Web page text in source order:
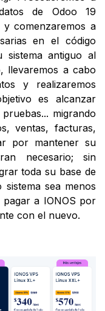
de Odoo 19
comenzaremos a
en el código
sistema antiguo al
llevaremos a cabo
y realizaremos
es alcanzar
migrando
ventas, facturas,
por mantener su
necesario; sin
toda su base de
sea menos
pagar a IONOS por
con el nuevo.